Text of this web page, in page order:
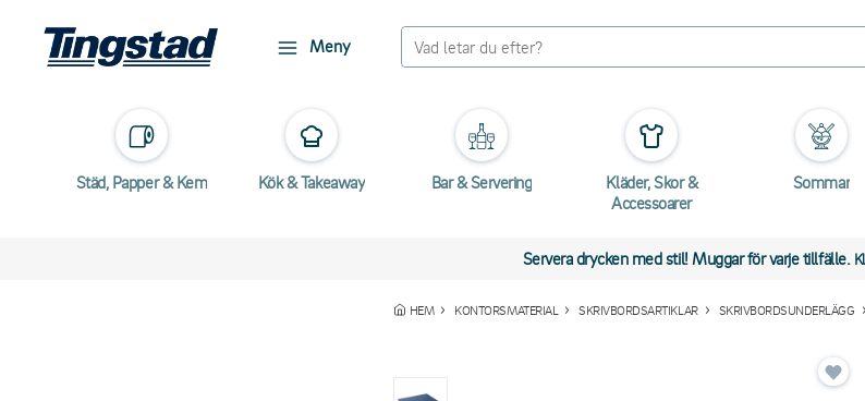
Meny
Städ, Papper & Kem Kök & Takeaway Bar & Servering
Kläder, Skor &
Accessoarer
Sommar
Servera drycken med stil! Muggar för varje tillfälle.
HEM KONTORSMATERIAL SKRIVBORDSARTIKLAR SKRIVBORDSUNDERLÄGG